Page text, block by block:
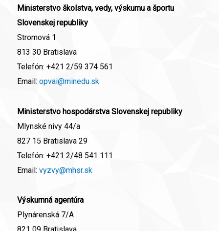
Ministerstvo školstva, vedy, výskumu a športu
Slovenskej republiky
Stromová 1
813 30 Bratislava
Telefón: +421 2/59 374 561
Email: opvai@minedu.sk
Ministerstvo hospodárstva Slovenskej republiky
Mlynské nivy 44/a
827 15 Bratislava 29
Telefón: +421 2/48 541 111
Email: vyzvy@mhsr.sk
Výskumná agentúra
Plynárenská 7/A